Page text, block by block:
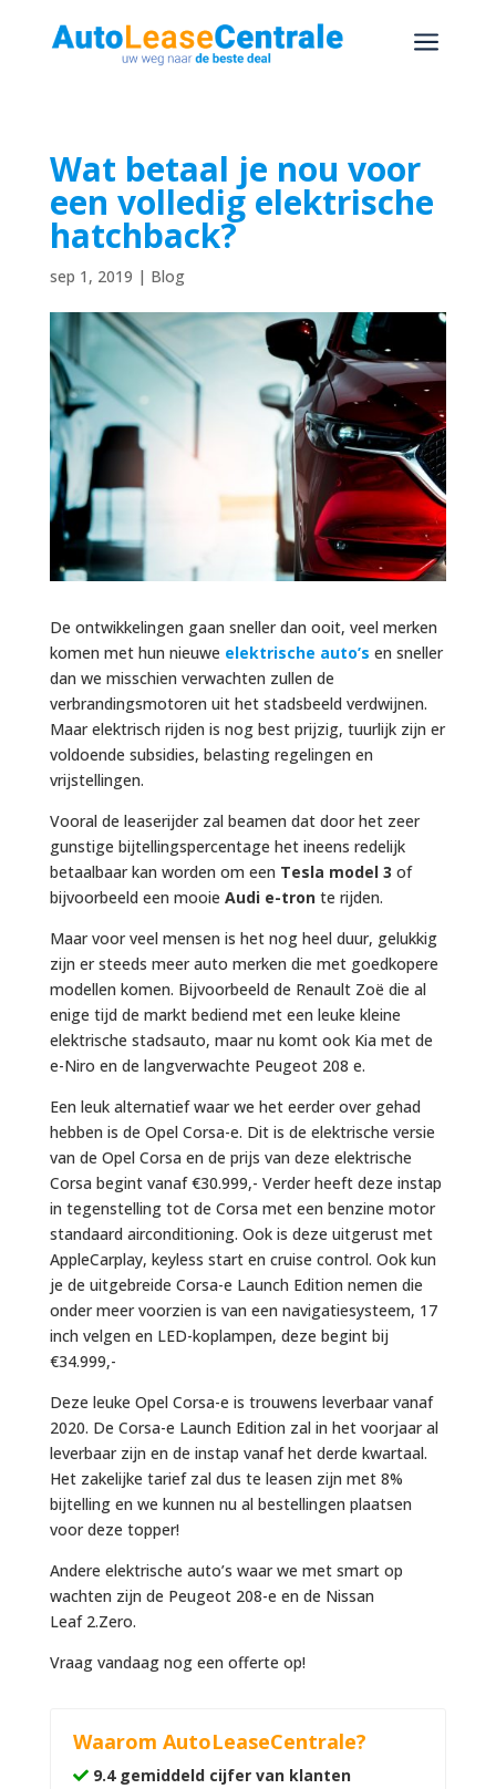
a
Wat betaal je nou voor
een volledig elektrische
hatchback?
sep 1, 2019 | Blog
De ontwikkelingen gaan sneller dan ooit, veel merken
komen met hun nieuwe elektrische auto’s en sneller
dan we misschien verwachten zullen de
verbrandingsmotoren uit het stadsbeeld verdwijnen.
Maar elektrisch rijden is nog best prijzig, tuurlijk zijn er
voldoende subsidies, belasting regelingen en
vrijstellingen.
Vooral de leaserijder zal beamen dat door het zeer
gunstige bijtellingspercentage het ineens redelijk
betaalbaar kan worden om een Tesla model 3 of
bijvoorbeeld een mooie Audi e-tronte rijden.
Maar voor veel mensen is het nog heel duur, gelukkig
zijn er steeds meer auto merken die met goedkopere
modellen komen. Bijvoorbeeld de Renault Zoë die al
enige tijd de markt bediend met een leuke kleine
elektrische stadsauto, maar nu komt ook Kia met de
e-Niro en de langverwachte Peugeot 208 e.
Een leuk alternatief waar we het eerder over gehad
hebben is de Opel Corsa-e. Dit is de elektrische versie
van de Opel Corsa en de prijs van deze elektrische
Corsa begint vanaf €30.999,- Verder heeft deze instap
in tegenstelling tot de Corsa met een benzine motor
standaard airconditioning. Ook is deze uitgerust met
AppleCarplay, keyless start en cruise control. Ook kun
je de uitgebreide Corsa-e Launch Edition nemen die
onder meer voorzien is van een navigatiesysteem, 17
inch velgen en LED-koplampen, deze begint bij
€34.999,-
Deze leuke Opel Corsa-e is trouwens leverbaar vanaf
2020. De Corsa-e Launch Edition zal in het voorjaar al
leverbaar zijn en de instap vanaf het derde kwartaal.
Het zakelijke tarief zal dus te leasen zijn met 8%
bijtelling en we kunnen nu al bestellingen plaatsen
voor deze topper!
Andere elektrische auto’s waar we met smart op
wachten zijn de Peugeot 208-e en de Nissan
Leaf 2.Zero.
Vraag vandaag nog een offerte op!
Waarom AutoLeaseCentrale?
9.4 gemiddeld cijfer van klanten